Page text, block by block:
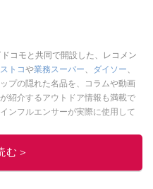
コモと共同で開設した、レコメン
トコや業務スーパー、 ダイソー、
プの隠れた名品を、コラムや動画
紹介するアウトドア情報も満載で
ンフルエンサーが実際に使用して
む＞